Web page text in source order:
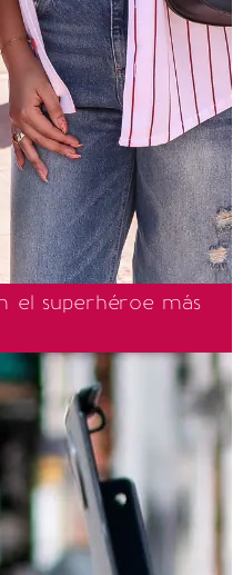
el superhéroe más